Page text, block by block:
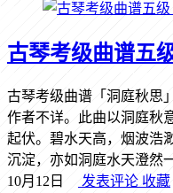
古琴考级曲谱五
古琴考级曲谱「洞庭秋思
作者不详。此曲以洞庭秋
起伏。碧水天高，烟波浩
沉淀，亦如洞庭水天澄然
10月12日
发表评论 收藏